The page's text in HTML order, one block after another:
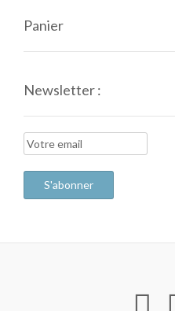
Panier
Newsletter :